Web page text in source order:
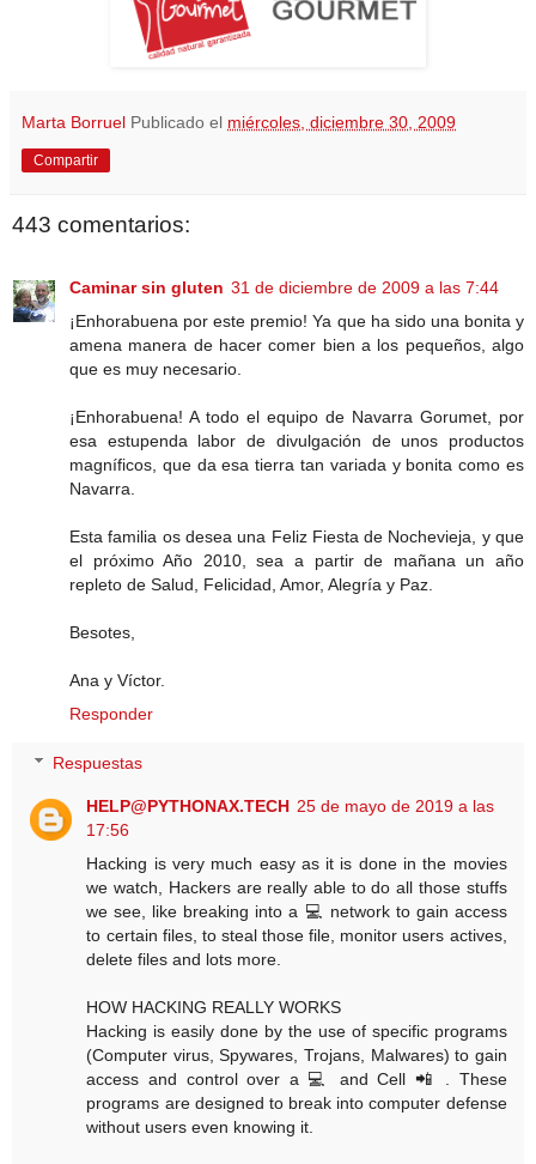
Marta Borruel Publicado el miércoles, diciembre 30, 2009
Compartir
443 comentarios:
Caminar sin gluten 31 de diciembre de 2009 a las 7:44
¡Enhorabuena por este premio! Ya que ha sido una bonita y
amena manera de hacer comer bien a los pequeños, algo
que es muy necesario.
¡Enhorabuena! A todo el equipo de Navarra Gorumet, por
esa estupenda labor de divulgación de unos productos
magníficos, que da esa tierra tan variada y bonita como es
Navarra.
Esta familia os desea una Feliz Fiesta de Nochevieja, y que
el próximo Año 2010, sea a partir de mañana un año
repleto de Salud, Felicidad, Amor, Alegría y Paz.
Besotes,
Ana y Víctor.
Responder
Respuestas
HELP@PYTHONAX.TECH 25 de mayo de 2019 a las
17:56
Hacking is very much easy as it is done in the movies
we watch, Hackers are really able to do all those stuffs
we see, like breaking into a 💻 network to gain access
to certain files, to steal those file, monitor users actives,
delete files and lots more.
HOW HACKING REALLY WORKS
Hacking is easily done by the use of specific programs
(Computer virus, Spywares, Trojans, Malwares) to gain
access and control over a 💻 and Cell 📲 . These
programs are designed to break into computer defense
without users even knowing it.